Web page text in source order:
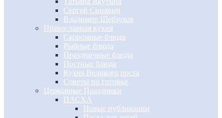
Сергей Синявин
Владимир Шебзухов
Православная кухня
Скоромные блюда
Рыбные блюда
Праздничные блюда
Постные блюда
Кухня Великого поста
Советы по готовке
Церковные Праздники
ПАСХА
Новые публикации